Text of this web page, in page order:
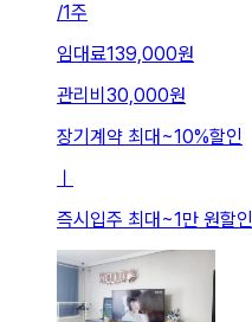
/1주
임대료139,000원
관리비 30,000원
장기계약 최대 ~10%할인
즉시입주 최대 ~1만 원할인